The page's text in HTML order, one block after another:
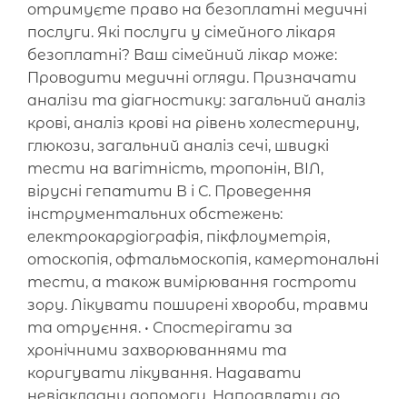
отримуєте право на безоплатні медичні
послуги. Які послуги у сімейного лікаря
безоплатні? Ваш сімейний лікар може:
Проводити медичні огляди. Призначати
аналізи та діагностику: загальний аналіз
крові, аналіз крові на рівень холестерину,
глюкози, загальний аналіз сечі, швидкі
тести на вагітність, тропонін, ВІЛ,
вірусні гепатити В і С. Проведення
інструментальних обстежень:
електрокардіографія, пікфлоуметрія,
отоскопія, офтальмоскопія, камертональні
тести, а також вимірювання гостроти
зору. Лікувати поширені хвороби, травми
та отруєння. • Спостерігати за
хронічними захворюваннями та
коригувати лікування. Надавати